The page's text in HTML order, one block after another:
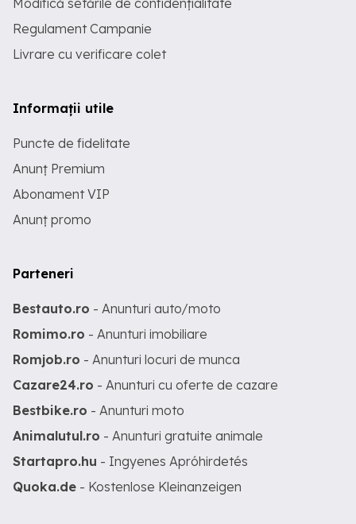
Modifică setările de confidențialitate
Regulament Campanie
Livrare cu verificare colet
Informații utile
Puncte de fidelitate
Anunț Premium
Abonament VIP
Anunț promo
Parteneri
Bestauto.ro - Anunturi auto/moto
Romimo.ro - Anunturi imobiliare
Romjob.ro - Anunturi locuri de munca
Cazare24.ro - Anunturi cu oferte de cazare
Bestbike.ro - Anunturi moto
Animalutul.ro - Anunturi gratuite animale
Startapro.hu - Ingyenes Apróhirdetés
Quoka.de - Kostenlose Kleinanzeigen